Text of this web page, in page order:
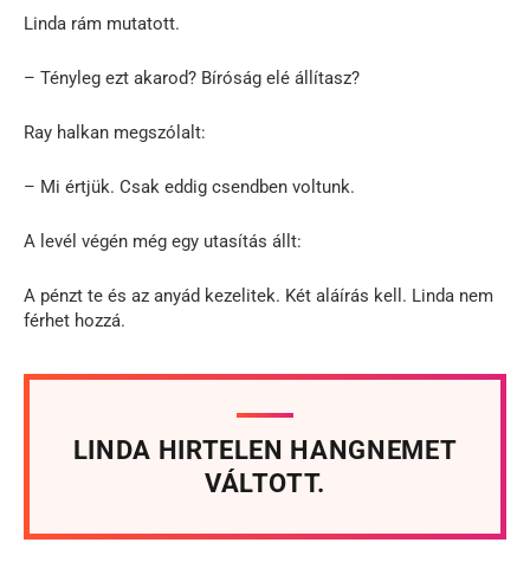
Linda rám mutatott.
– Tényleg ezt akarod? Bíróság elé állítasz?
Ray halkan megszólalt:
– Mi értjük. Csak eddig csendben voltunk.
A levél végén még egy utasítás állt:
A pénzt te és az anyád kezelitek. Két aláírás kell. Linda nem
férhet hozzá.
LINDA HIRTELEN HANGNEMET
VÁLTOTT.